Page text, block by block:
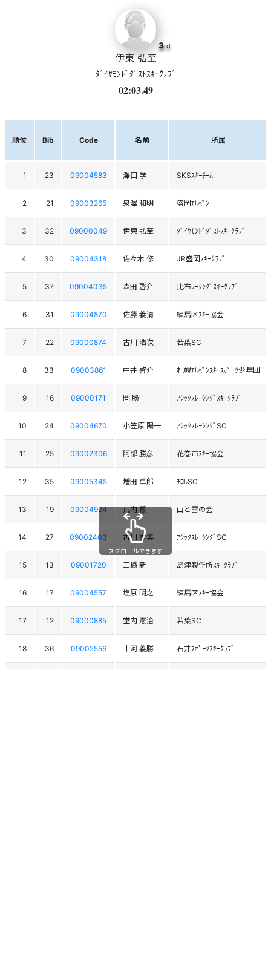
3rd
伊東 弘至
ﾀﾞｲﾔﾓﾝﾄﾞﾀﾞｽﾄｽｷｰｸﾗﾌﾞ
02:03.49
順位 Bib Code 名前 所属
1 23 09004583 澤口 学 SKSｽｷｰﾁｰﾑ
2 21 09003265 泉澤 和明 盛岡ｱﾙﾍﾟﾝ
3 32 09000049 伊東 弘至 ﾀﾞｲﾔﾓﾝﾄﾞﾀﾞｽﾄｽｷｰｸﾗﾌﾞ
4 30 09004318 佐々木 修 JR盛岡ｽｷｰｸﾗﾌﾞ
5 37 09004035 森田 啓介 比布ﾚｰｼﾝｸﾞｽｷｰｸﾗﾌﾞ
6 31 09004870 佐藤 義清 練馬区ｽｷｰ協会
7 22 09000874 古川 浩次 若葉SC
8 33 09003861 中井 啓介 札幌ｱﾙﾍﾟﾝｽｷｰｽﾎﾟｰﾂ少年団
9 16 09000171 岡 勝 ｱｼｯｸｽﾚｰｼﾝｸﾞｽｷｰｸﾗﾌﾞ
10 24 09004670 小笠原 陽一 ｱｼｯｸｽﾚｰｼﾝｸﾞSC
11 25 09002306 阿部 勝彦 花巻市ｽｷｰ協会
12 35 09005345 増田 卓郎 ﾁﾛﾙSC
13 19 09004924 荒内 薫 山と雪の会
14 27 09002403 古川 秀美 ｱｼｯｸｽﾚｰｼﾝｸﾞSC
15 13 09001720 三橋 新一 島津製作所ｽｷｰｸﾗﾌﾞ
16 17 09004557 塩原 明之 練馬区ｽｷｰ協会
17 12 09000885 堂内 憲治 若葉SC
18 36 09002556 十河 義勝 石井ｽﾎﾟｰﾂｽｷｰｸﾗﾌﾞ
スクロールできます